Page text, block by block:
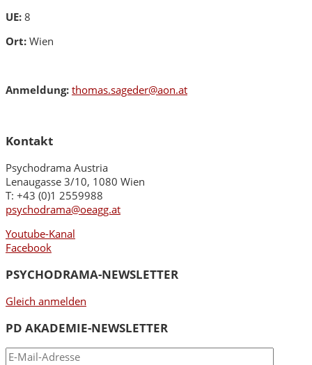
UE: 8
Ort: Wien
Anmeldung: thomas.sageder@aon.at
Kontakt
Psychodrama Austria
Lenaugasse 3/10, 1080 Wien
T: +43 (0)1 2559988
psychodrama@oeagg.at
Youtube-Kanal
Facebook
PSYCHODRAMA-NEWSLETTER
Gleich anmelden
PD AKADEMIE-NEWSLETTER